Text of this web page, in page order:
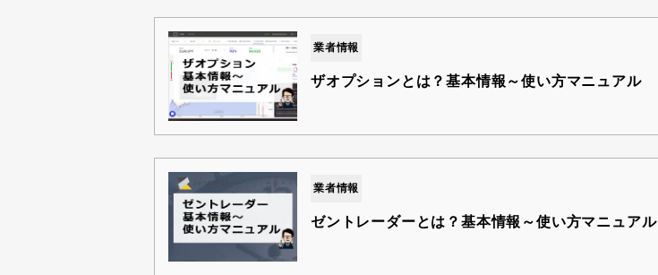
業者情報
ザオプションとは？基本情報～使い方マニュアル
業者情報
ゼントレーダーとは？基本情報～使い方マニュアル